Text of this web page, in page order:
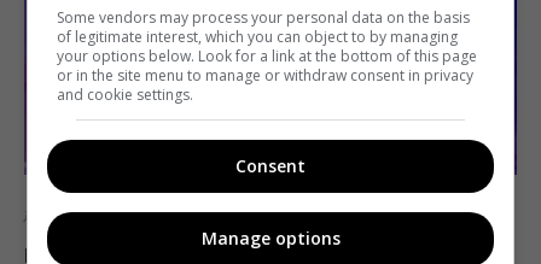
Диджитал Новости СМИ
Итоги недели от Дуси: как Цукерберг
Some vendors may process your personal data on the basis
of legitimate interest, which you can object to by managing
your options below. Look for a link at the bottom of this page
or in the site menu to manage or withdraw consent in privacy
and cookie settings.
Consent
Manage options